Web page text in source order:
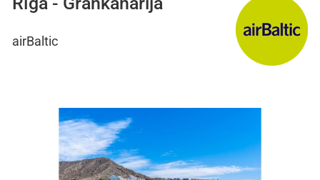
airBaltic